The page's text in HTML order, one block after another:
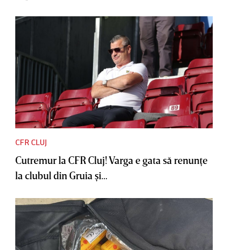
CFR CLUJ
Cutremur la CFR Cluj! Varga e gata să renunţe
la clubul din Gruia şi...